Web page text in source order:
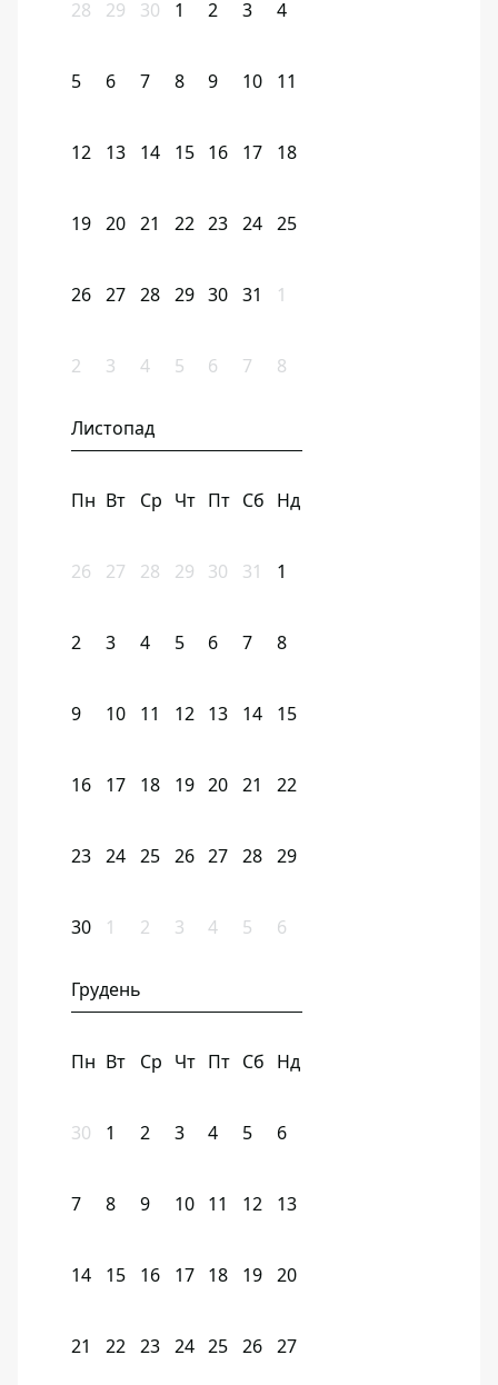
28 29 30 1 2 3 4
5 6 7 8 9 10 11
12 13 14 15 16 17 18
19 20 21 22 23 24 25
26 27 28 29 30 31 1
2 3 4 5 6 7 8
Листопад
Пн Вт Ср Чт Пт Сб Нд
26 27 28 29 30 31 1
2 3 4 5 6 7 8
9 10 11 12 13 14 15
16 17 18 19 20 21 22
23 24 25 26 27 28 29
30 1 2 3 4 5 6
Грудень
Пн Вт Ср Чт Пт Сб Нд
30 1 2 3 4 5 6
7 8 9 10 11 12 13
14 15 16 17 18 19 20
21 22 23 24 25 26 27